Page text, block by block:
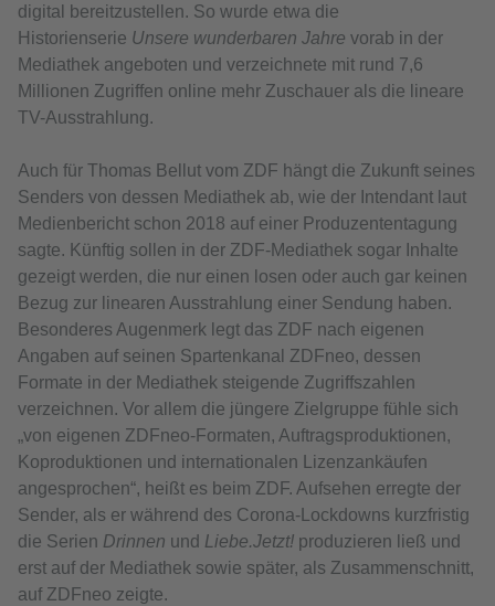
digital bereitzustellen. So wurde etwa die
Historienserie Unsere wunderbaren Jahre vorab in der
Mediathek angeboten und verzeichnete mit rund 7,6
Millionen Zugriffen online mehr Zuschauer als die lineare
TV-Ausstrahlung.
Auch für Thomas Bellut vom ZDF hängt die Zukunft seines
Senders von dessen Mediathek ab, wie der Intendant laut
Medienbericht schon 2018 auf einer Produzententagung
sagte. Künftig sollen in der ZDF-Mediathek sogar Inhalte
gezeigt werden, die nur einen losen oder auch gar keinen
Bezug zur linearen Ausstrahlung einer Sendung haben.
Besonderes Augenmerk legt das ZDF nach eigenen
Angaben auf seinen Spartenkanal ZDFneo, dessen
Formate in der Mediathek steigende Zugriffszahlen
verzeichnen. Vor allem die jüngere Zielgruppe fühle sich
„von eigenen ZDFneo-Formaten, Auftragsproduktionen,
Koproduktionen und internationalen Lizenzankäufen
angesprochen“, heißt es beim ZDF. Aufsehen erregte der
Sender, als er während des Corona-Lockdowns kurzfristig
die Serien Drinnen und Liebe.Jetzt! produzieren ließ und
erst auf der Mediathek sowie später, als Zusammenschnitt,
auf ZDFneo zeigte.